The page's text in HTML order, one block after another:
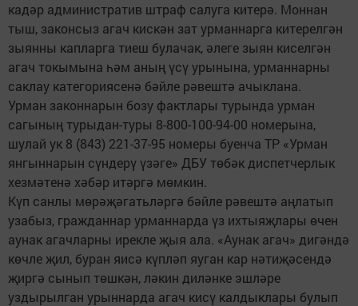
кадәр административ штраф салуга китерә. Моннан
тыш, законсыз агач кискән зат урманнарга китерелгән
зыянны капларга тиеш булачак, әлеге зыян киселгән
агач токымына һәм аның үсү урынына, урманнарны
саклау категориясенә бәйле рәвештә ачыклана.
Урман законнарын бозу фактлары турында урман
сагының турыдан-туры 8-800-100-94-00 номерына,
шулай ук 8 (843) 221-37-95 номеры буенча ТР «Урман
янгыннарын сүндерү үзәге» ДБУ төбәк диспетчерлык
хезмәтенә хәбәр итәргә мөмкин.
Күп санлы мөрәҗәгатьләргә бәйле рәвештә аңлатып
узабыз, гражданнар урманнарда үз ихтыяҗлары өчен
аунак агачларны ирекле җыя ала. «Аунак агач» дигәндә
көчле җил, буран яисә күпләп яуган кар нәтиҗәсендә
җиргә сынып төшкән, ләкин диләнке эшләре
уздырылган урыннарда агач кисү калдыклары булып